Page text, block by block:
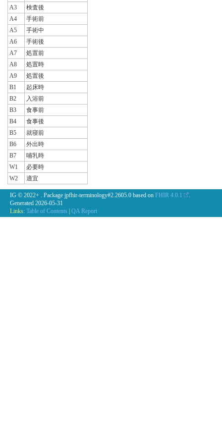
A3
検査後
A4
手術前
A5
手術中
A6
手術後
A7
処置前
A8
処置時
A9
処置後
B1
起床時
B2
入浴前
B3
食事前
B4
食事後
B5
就寝前
B6
外出時
B7
哺乳時
W1
必要時
W2
適宜
IG © 2022+ . Package jpfhir-terminology#2.2605.0 based on FHIR 4.0.1
Generated 2026-05-31
Links: Table of Contents | QA Report